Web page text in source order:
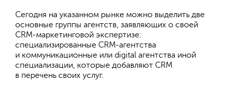
Сегодня на указанном рынке можно выделить две
основные группы агентств, заявляющих о своей
CRM-маркетинговой экспертизе:
специализированные CRM-агентства
и коммуникационные или digital агентства иной
специализации, которые добавляют CRM
в перечень своих услуг.